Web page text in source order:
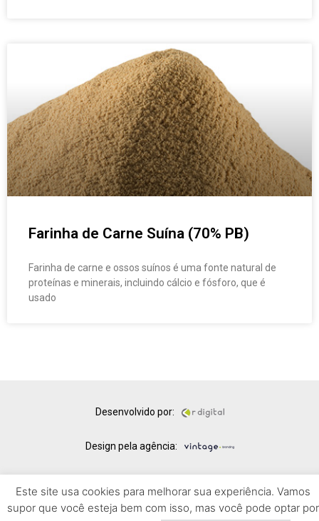
Farinha de Carne Suína (70% PB)
Farinha de carne e ossos suínos é uma fonte natural de
proteínas e minerais, incluindo cálcio e fósforo, que é
usado
Desenvolvido por:
Design pela agência:
Este site usa cookies para melhorar sua experiência. Vamos
supor que você esteja bem com isso, mas você pode optar por